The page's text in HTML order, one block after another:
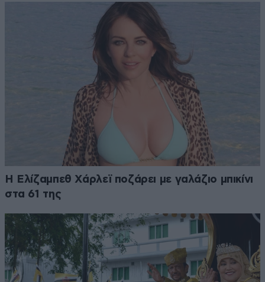
Η Ελίζαμπεθ Χάρλεϊ ποζάρει με γαλάζιο μπικίνι
στα 61 της